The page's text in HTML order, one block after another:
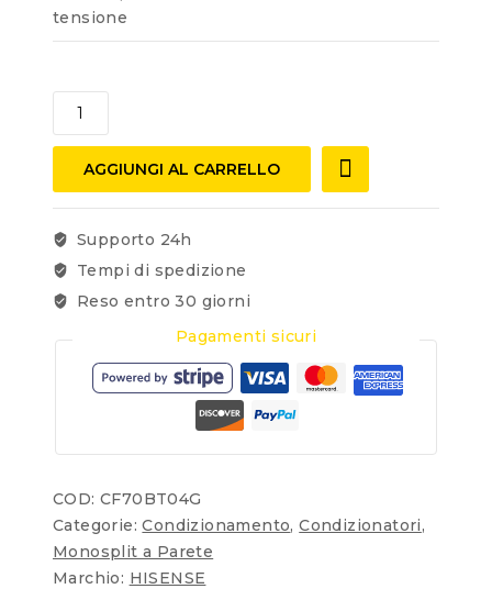
tensione
AGGIUNGI AL CARRELLO
Supporto 24h
Tempi di spedizione
Reso entro 30 giorni
Pagamenti sicuri
COD: CF70BT04G
Categorie:Condizionamento,Condizionatori,
Monosplit a Parete
Marchio: HISENSE